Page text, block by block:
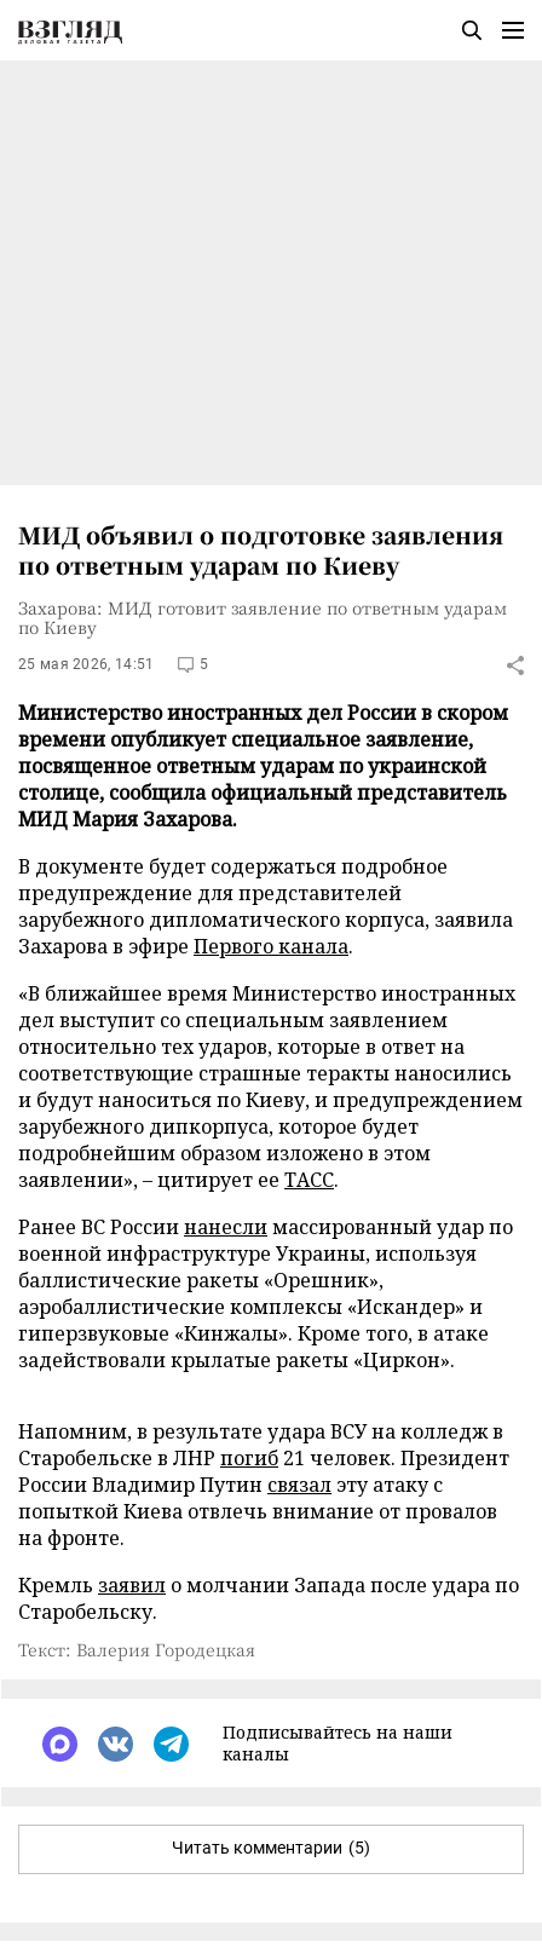
МИД объявил о подготовке заявления
по ответным ударам по Киеву
Захарова: МИД готовит заявление по ответным ударам
по Киеву
25 мая 2026, 14:51 5
Министерство иностранных дел России в скором
времени опубликует специальное заявление,
посвященное ответным ударам по украинской
столице, сообщила официальный представитель
МИД Мария Захарова.
В документе будет содержаться подробное
предупреждение для представителей
зарубежного дипломатического корпуса, заявила
Захарова в эфире Первого канала.
«В ближайшее время Министерство иностранных
дел выступит со специальным заявлением
относительно тех ударов, которые в ответ на
соответствующие страшные теракты наносились
и будут наноситься по Киеву, и предупреждением
зарубежного дипкорпуса, которое будет
подробнейшим образом изложено в этом
заявлении», – цитирует ее ТАСС.
Ранее ВС Россиинанеслимассированный удар по
военной инфраструктуре Украины, используя
баллистические ракеты «Орешник»,
аэробаллистические комплексы «Искандер» и
гиперзвуковые «Кинжалы». Кроме того, в атаке
задействовали крылатые ракеты «Циркон».
Напомним, в результате удара ВСУ на колледж в
Старобельске в ЛНР погиб 21 человек. Президент
России Владимир Путин связал эту атаку с
попыткой Киева отвлечь внимание от провалов
на фронте.
Кремль заявил о молчании Запада после удара по
Старобельску.
Текст: Валерия Городецкая
Подписывайтесь на наши
каналы
Читать комментарии (5)